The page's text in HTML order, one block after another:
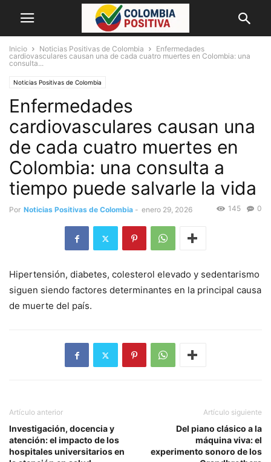
Inicio Noticias Positivas de Colombia
Enfermedades
cardiovasculares causan una de cada cuatro muertes en Colombia: una
consulta...
Noticias Positivas de Colombia
Enfermedades
cardiovasculares causan una
de cada cuatro muertes en
Colombia: una consulta a
tiempo puede salvarle la vida
Por Noticias Positivas de Colombia - enero 29, 2026 0
145
Hipertensión, diabetes, colesterol elevado y sedentarismo
siguen siendo factores determinantes en la principal causa
de muerte del país.
Artículo anterior
Investigación, docencia y
atención: el impacto de los
hospitales universitarios en
Artículo siguiente
Del piano clásico a la
máquina viva: el
experimento sonoro de los